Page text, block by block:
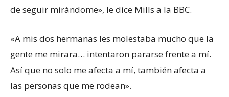
de seguir mirándome», le dice Mills a la BBC.
«A mis dos hermanas les molestaba mucho que la
gente me mirara… intentaron pararse frente a mí.
Así que no solo me afecta a mí, también afecta a
las personas que me rodean».